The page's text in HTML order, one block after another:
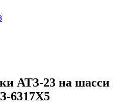
АТЗ-23 на шасси
6317Х5